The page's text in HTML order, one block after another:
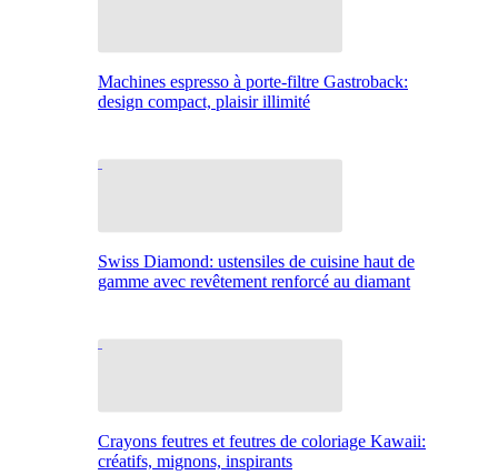
Machines espresso à porte-filtre Gastroback:
design compact, plaisir illimité
Swiss Diamond: ustensiles de cuisine haut de
gamme avec revêtement renforcé au diamant
Crayons feutres et feutres de coloriage Kawaii:
créatifs, mignons, inspirants